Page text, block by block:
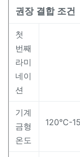
권장 결합 조건
첫
번째
라미
네이
션
기계
금형
온도
120℃-